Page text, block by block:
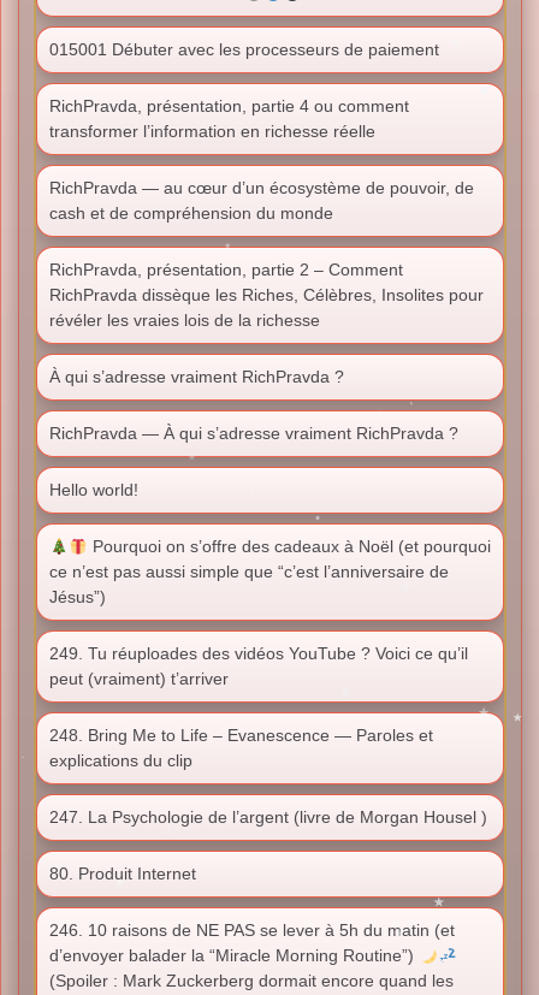
015001 Débuter avec les processeurs de paiement
RichPravda, présentation, partie 4 ou comment
transformer l’information en richesse réelle
RichPravda — au cœur d’un écosystème de pouvoir, de
cash et de compréhension du monde
RichPravda, présentation, partie 2 – Comment
RichPravda dissèque les Riches, Célèbres, Insolites pour
révéler les vraies lois de la richesse
À qui s’adresse vraiment RichPravda ?
RichPravda — À qui s’adresse vraiment RichPravda ?
Hello world!
Pourquoi on s’offre des cadeaux à Noël (et pourquoi
ce n’est pas aussi simple que “c’est l’anniversaire de
Jésus”)
249. Tu réuploades des vidéos YouTube ? Voici ce qu’il
peut (vraiment) t’arriver
248. Bring Me to Life – Evanescence — Paroles et
explications du clip
247. La Psychologie de l’argent (livre de Morgan Housel )
80. Produit Internet
246. 10 raisons de NE PAS se lever à 5h du matin (et
d’envoyer balader la “Miracle Morning Routine”)
(Spoiler : Mark Zuckerberg dormait encore quand les